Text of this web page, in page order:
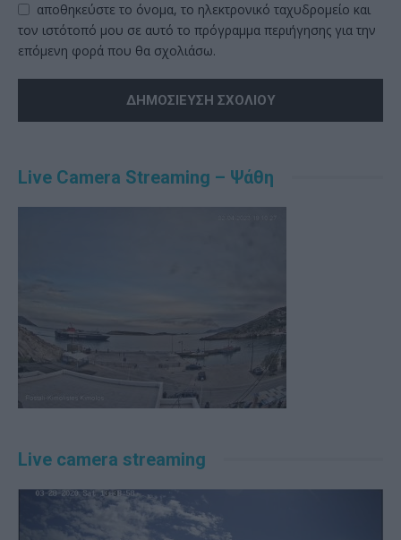
αποθηκεύστε το όνομα, το ηλεκτρονικό ταχυδρομείο και
τον ιστότοπό μου σε αυτό το πρόγραμμα περιήγησης για την
επόμενη φορά που θα σχολιάσω.
Live Camera Streaming – Ψάθη
Live camera streaming